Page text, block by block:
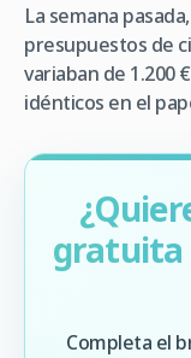
La semana
presupuestos de
variaban de 1.200
idénticos en el
gratuita
Completa el